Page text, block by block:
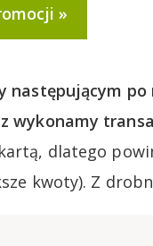
następującym
wykonamy
dlatego
kwoty). Z